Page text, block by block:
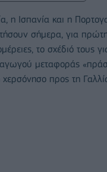
η Ισπανία και η
σήμερα, για
το σχέδιό τους
μεταφοράς
χερσόνησο προς τη